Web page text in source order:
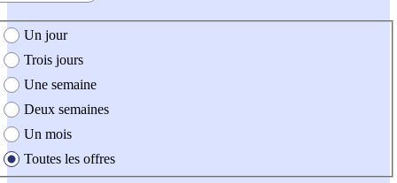
création de l'offre
Un jour
Trois jours
Une semaine
Deux semaines
Un mois
Toutes les offres